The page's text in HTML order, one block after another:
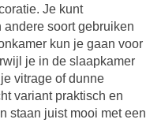
Je kunt
soort gebruiken
kun je gaan voor
je in de slaapkamer
vitrage of dunne
variant praktisch en
staan juist mooi met een